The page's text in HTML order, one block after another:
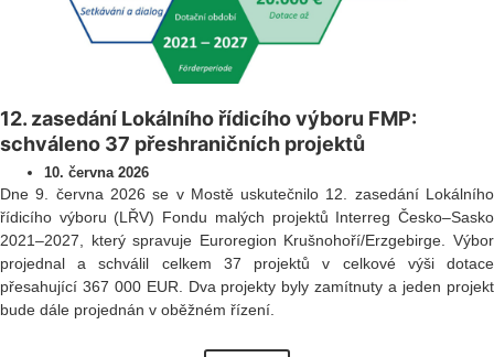
12. zasedání Lokálního řídicího výboru FMP:
schváleno 37 přeshraničních projektů
10. června 2026
Dne 9. června 2026 se v Mostě uskutečnilo 12. zasedání Lokálního
řídicího výboru (LŘV) Fondu malých projektů Interreg Česko–Sasko
2021–2027, který spravuje Euroregion Krušnohoří/Erzgebirge. Výbor
projednal a schválil celkem 37 projektů v celkové výši dotace
přesahující 367 000 EUR. Dva projekty byly zamítnuty a jeden projekt
bude dále projednán v oběžném řízení.